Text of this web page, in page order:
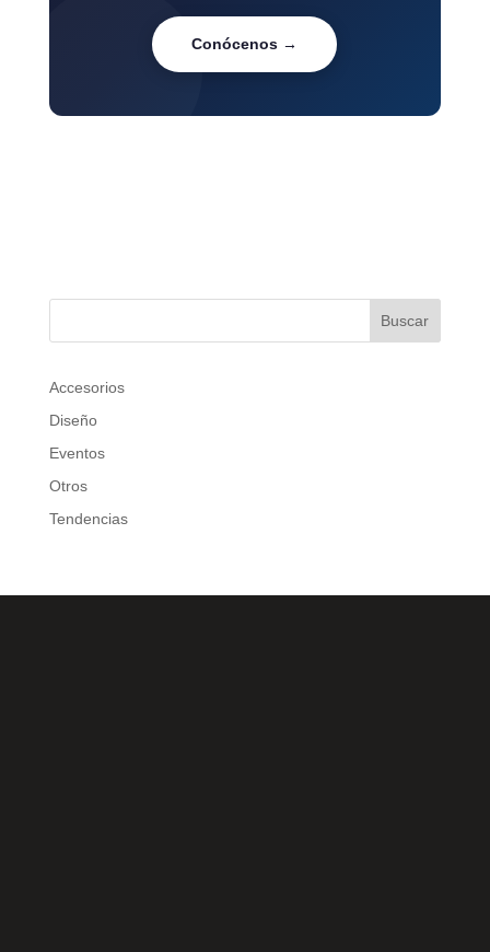
Conócenos →
Buscar
Accesorios
Diseño
Eventos
Otros
Tendencias